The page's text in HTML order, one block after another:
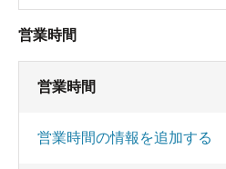
営業時間
営業時間
営業時間の情報を追加する